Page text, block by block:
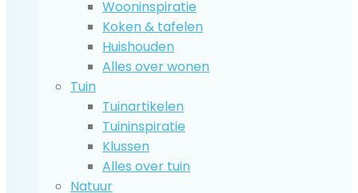
Wooninspiratie
Koken & tafelen
Huishouden
Alles over wonen
Tuin
Tuinartikelen
Tuininspiratie
Klussen
Alles over tuin
Natuur